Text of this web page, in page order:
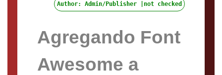
Author: Admin/Publisher |not checked
Agregando Font
Awesome a